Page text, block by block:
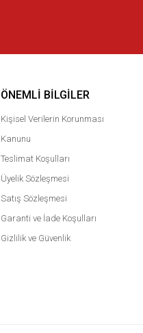
ÖNEMLI BILGILER
Kişisel Verilerin Korunması
Kanunu
Teslimat Koşulları
Üyelik Sözleşmesi
Satış Sözleşmesi
Garanti ve İade Koşulları
Gizlilik ve Güvenlik